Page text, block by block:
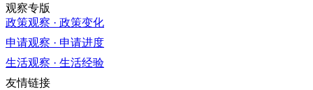
观察专版
政策观察 · 政策变化
申请观察 · 申请进度
生活观察 · 生活经验
友情链接